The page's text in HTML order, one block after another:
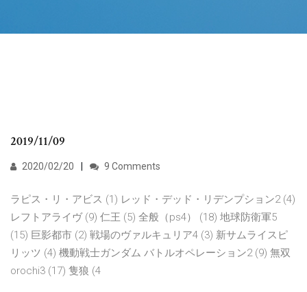
2019/11/09
2020/02/20 9 Comments
ラピス・リ・アビス (1) レッド・デッド・リデンプション2 (4)
レフトアライヴ (9) 仁王 (5) 全般（ps4） (18) 地球防衛軍5
(15) 巨影都市 (2) 戦場のヴァルキュリア4 (3) 新サムライスピ
リッツ (4) 機動戦士ガンダム バトルオペレーション2 (9) 無双
orochi3 (17) 隻狼 (4